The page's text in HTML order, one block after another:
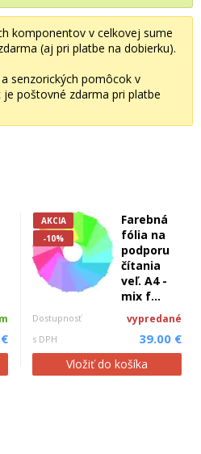
komponentov v celkovej sume
(aj pri platbe na dobierku).
senzorických pomôcok v
poštovné zdarma pri platbe
AKCIA
-10%
Farebná
fólia na
podporu
čítania
veľ. A4 -
mix f...
Dostupnosť vypredané
s DPH 39.00 €
Vložiť do košíka